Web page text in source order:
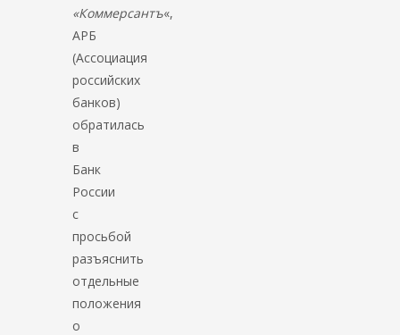
«Коммерсантъ«,
АРБ
(Ассоциация
российских
банков)
обратилась
в
Банк
России
с
просьбой
разъяснить
отдельные
положения
о